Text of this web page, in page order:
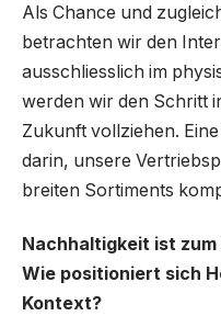
Als Chance und
betrachten wir den
ausschliesslich im
werden wir den Schritt
Zukunft vollziehen.
darin, unsere
breiten Sortiments
Nachhaltigkeit ist
Wie positioniert sich
Kontext?